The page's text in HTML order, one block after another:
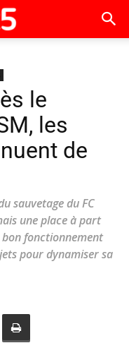
le
les
de
sauvetage du FC
une place à part
bon fonctionnement
pour dynamiser sa